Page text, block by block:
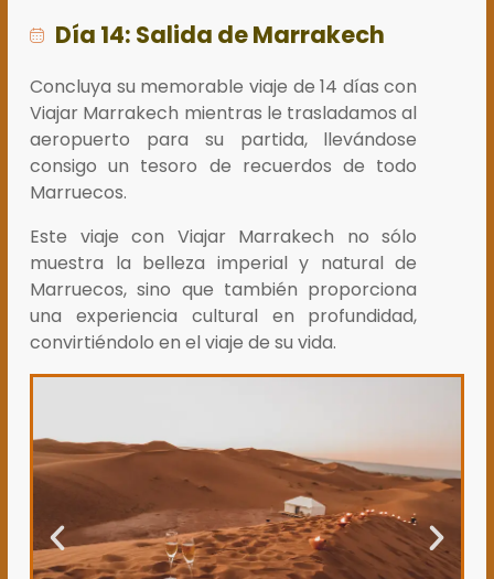
Día 14: Salida de Marrakech
Concluya su memorable viaje de 14 días con
Viajar Marrakech mientras le trasladamos al
aeropuerto para su partida, llevándose
consigo un tesoro de recuerdos de todo
Marruecos.
Este viaje con Viajar Marrakech no sólo
muestra la belleza imperial y natural de
Marruecos, sino que también proporciona
una experiencia cultural en profundidad,
convirtiéndolo en el viaje de su vida.